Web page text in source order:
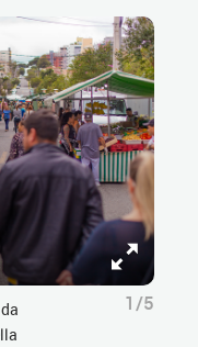
1/5